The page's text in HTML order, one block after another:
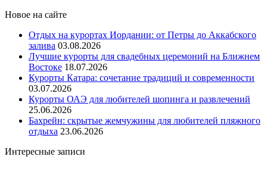
Новое на сайте
Отдых на курортах Иордании: от Петры до Аккабского
залива 03.08.2026
Лучшие курорты для свадебных церемоний на Ближнем
Востоке 18.07.2026
Курорты Катара: сочетание традиций и современности
03.07.2026
Курорты ОАЭ для любителей шопинга и развлечений
25.06.2026
Бахрейн: скрытые жемчужины для любителей пляжного
отдыха 23.06.2026
Интересные записи